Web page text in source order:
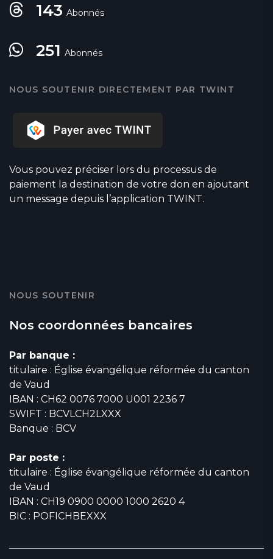
143 Abonnés
251 Abonnés
NOUS SOUTENIR DIRECTEMENT PAR TWINT
Vous pouvez préciser lors du processus de
paiement la destination de votre don en ajoutant
un message depuis l’application TWINT.
NOUS SOUTENIR
Nos coordonnées bancaires
Par banque :
titulaire : Église évangélique réformée du canton
de Vaud
IBAN : CH62 0076 7000 U001 2236 7
SWIFT : BCVLCH2LXXX
Banque : BCV
Par poste :
titulaire : Église évangélique réformée du canton
de Vaud
IBAN : CH19 0900 0000 1000 2620 4
BIC : POFICHBEXXX